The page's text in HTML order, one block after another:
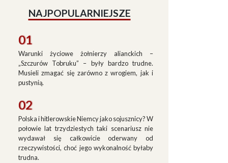
NAJPOPULARNIEJSZE
01
Warunki życiowe żołnierzy alianckich –
„Szczurów Tobruku” – były bardzo trudne.
Musieli zmagać się zarówno z wrogiem, jak i
pustynią.
02
Polska i hitlerowskie Niemcy jako sojusznicy? W
połowie lat trzydziestych taki scenariusz nie
wydawał się całkowicie oderwany od
rzeczywistości, choć jego wykonalność byłaby
trudna.